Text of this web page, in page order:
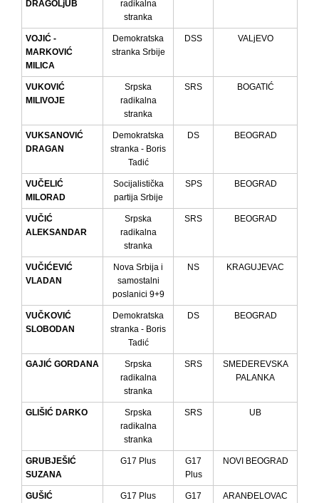
DRAGOLjUB
radikalna
stranka
VOJIĆ -
MARKOVIĆ
MILICA
Demokratska
stranka Srbije
DSS VALjEVO
VUKOVIĆ
MILIVOJE
Srpska
radikalna
stranka
SRS BOGATIĆ
VUKSANOVIĆ
DRAGAN
Demokratska
stranka - Boris
Tadić
DS BEOGRAD
VUČELIĆ
MILORAD
Socijalistička
partija Srbije
SPS BEOGRAD
VUČIĆ
ALEKSANDAR
Srpska
radikalna
stranka
SRS BEOGRAD
VUČIĆEVIĆ
VLADAN
Nova Srbija i
samostalni
poslanici 9+9
NS KRAGUJEVAC
VUČKOVIĆ
SLOBODAN
Demokratska
stranka - Boris
Tadić
DS BEOGRAD
GAJIĆ GORDANA
Srpska
radikalna
stranka
SRS
SMEDEREVSKA
PALANKA
GLIŠIĆ DARKO
Srpska
radikalna
stranka
SRS UB
GRUBJEŠIĆ
SUZANA
G17 Plus
G17
Plus
NOVI BEOGRAD
GUŠIĆ
G17 Plus
G17
ARANĐELOVAC